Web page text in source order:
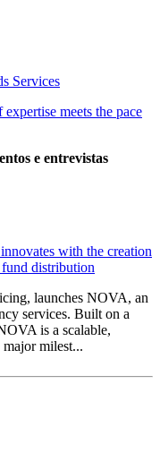
Services
meets the pace
e entrevistas
with the creation
distribution
launches NOVA, an
services. Built on a
is a scalable,
milest...